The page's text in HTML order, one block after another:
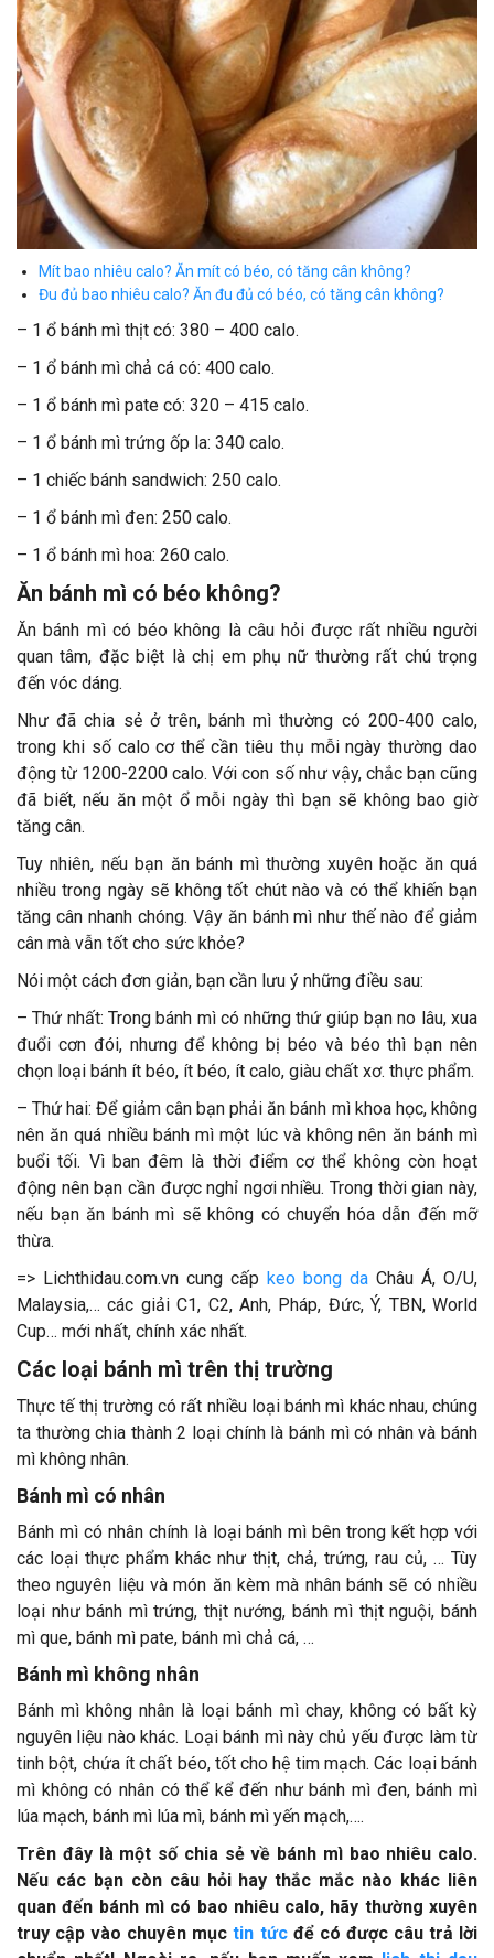
Mít bao nhiêu calo? Ăn mít có béo, có tăng cân không?
Đu đủ bao nhiêu calo? Ăn đu đủ có béo, có tăng cân không?
– 1 ổ bánh mì thịt có: 380 – 400 calo.
– 1 ổ bánh mì chả cá có: 400 calo.
– 1 ổ bánh mì pate có: 320 – 415 calo.
– 1 ổ bánh mì trứng ốp la: 340 calo.
– 1 chiếc bánh sandwich: 250 calo.
– 1 ổ bánh mì đen: 250 calo.
– 1 ổ bánh mì hoa: 260 calo.
Ăn bánh mì có béo không?
Ăn bánh mì có béo không là câu hỏi được rất nhiều người
quan tâm, đặc biệt là chị em phụ nữ thường rất chú trọng
đến vóc dáng.
Như đã chia sẻ ở trên, bánh mì thường có 200-400 calo,
trong khi số calo cơ thể cần tiêu thụ mỗi ngày thường dao
động từ 1200-2200 calo. Với con số như vậy, chắc bạn cũng
đã biết, nếu ăn một ổ mỗi ngày thì bạn sẽ không bao giờ
tăng cân.
Tuy nhiên, nếu bạn ăn bánh mì thường xuyên hoặc ăn quá
nhiều trong ngày sẽ không tốt chút nào và có thể khiến bạn
tăng cân nhanh chóng. Vậy ăn bánh mì như thế nào để giảm
cân mà vẫn tốt cho sức khỏe?
Nói một cách đơn giản, bạn cần lưu ý những điều sau:
– Thứ nhất: Trong bánh mì có những thứ giúp bạn no lâu, xua
đuổi cơn đói, nhưng để không bị béo và béo thì bạn nên
chọn loại bánh ít béo, ít béo, ít calo, giàu chất xơ. thực phẩm.
– Thứ hai: Để giảm cân bạn phải ăn bánh mì khoa học, không
nên ăn quá nhiều bánh mì một lúc và không nên ăn bánh mì
buổi tối. Vì ban đêm là thời điểm cơ thể không còn hoạt
động nên bạn cần được nghỉ ngơi nhiều. Trong thời gian này,
nếu bạn ăn bánh mì sẽ không có chuyển hóa dẫn đến mỡ
thừa.
=> Lichthidau.com.vn cung cấp keo bong da Châu Á, O/U,
Malaysia,… các giải C1, C2, Anh, Pháp, Đức, Ý, TBN, World
Cup… mới nhất, chính xác nhất.
Các loại bánh mì trên thị trường
Thực tế thị trường có rất nhiều loại bánh mì khác nhau, chúng
ta thường chia thành 2 loại chính là bánh mì có nhân và bánh
mì không nhân.
Bánh mì có nhân
Bánh mì có nhân chính là loại bánh mì bên trong kết hợp với
các loại thực phẩm khác như thịt, chả, trứng, rau củ, … Tùy
theo nguyên liệu và món ăn kèm mà nhân bánh sẽ có nhiều
loại như bánh mì trứng, thịt nướng, bánh mì thịt nguội, bánh
mì que, bánh mì pate, bánh mì chả cá, …
Bánh mì không nhân
Bánh mì không nhân là loại bánh mì chay, không có bất kỳ
nguyên liệu nào khác. Loại bánh mì này chủ yếu được làm từ
tinh bột, chứa ít chất béo, tốt cho hệ tim mạch. Các loại bánh
mì không có nhân có thể kể đến như bánh mì đen, bánh mì
lúa mạch, bánh mì lúa mì, bánh mì yến mạch,….
Trên đây là một số chia sẻ về bánh mì bao nhiêu calo.
Nếu các bạn còn câu hỏi hay thắc mắc nào khác liên
quan đến bánh mì có bao nhiêu calo, hãy thường xuyên
truy cập vào chuyên mụctin tứcđể có được câu trả lời